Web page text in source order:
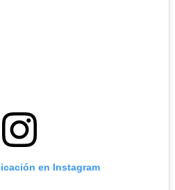
en Instagram